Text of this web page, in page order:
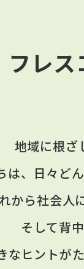
フレ
地域に根ざ
は、日々ど
から社会人
そして背
なヒントが